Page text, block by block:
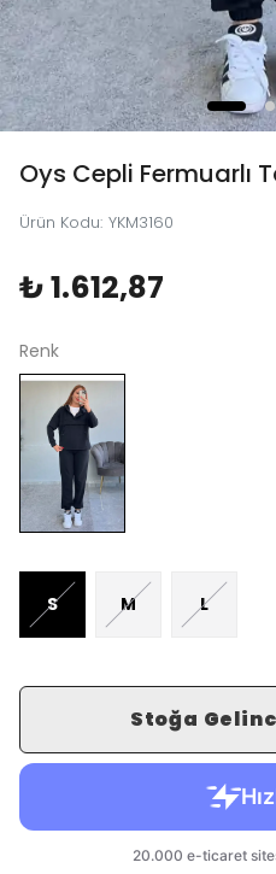
Oys Cepli Fermuarlı
Ürün Kodu: YKM3160
₺ 1.612,87
Renk
S M L
Stoğa